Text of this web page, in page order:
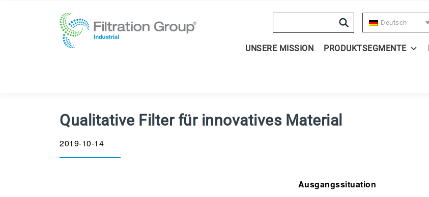
Deutsch
UNSERE MISSION PRODUKTSEGMENTE
Qualitative Filter für innovatives Material
2019-10-14
Ausgangssituation